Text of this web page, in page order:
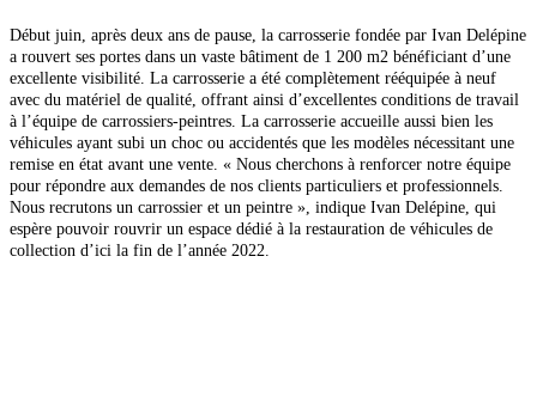
Début juin, après deux ans de pause, la carrosserie fondée par Ivan Delépine
a rouvert ses portes dans un vaste bâtiment de 1 200 m2 bénéficiant d’une
excellente visibilité. La carrosserie a été complètement rééquipée à neuf
avec du matériel de qualité, offrant ainsi d’excellentes conditions de travail
à l’équipe de carrossiers-peintres. La carrosserie accueille aussi bien les
véhicules ayant subi un choc ou accidentés que les modèles nécessitant une
remise en état avant une vente. « Nous cherchons à renforcer notre équipe
pour répondre aux demandes de nos clients particuliers et professionnels.
Nous recrutons un carrossier et un peintre », indique Ivan Delépine, qui
espère pouvoir rouvrir un espace dédié à la restauration de véhicules de
collection d’ici la fin de l’année 2022.